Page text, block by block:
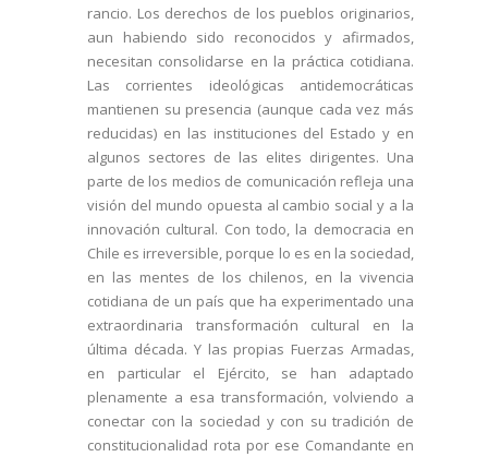
rancio. Los derechos de los pueblos originarios,
aun habiendo sido reconocidos y afirmados,
necesitan consolidarse en la práctica cotidiana.
Las corrientes ideológicas antidemocráticas
mantienen su presencia (aunque cada vez más
reducidas) en las instituciones del Estado y en
algunos sectores de las elites dirigentes. Una
parte de los medios de comunicación refleja una
visión del mundo opuesta al cambio social y a la
innovación cultural. Con todo, la democracia en
Chile es irreversible, porque lo es en la sociedad,
en las mentes de los chilenos, en la vivencia
cotidiana de un país que ha experimentado una
extraordinaria transformación cultural en la
última década. Y las propias Fuerzas Armadas,
en particular el Ejército, se han adaptado
plenamente a esa transformación, volviendo a
conectar con la sociedad y con su tradición de
constitucionalidad rota por ese Comandante en